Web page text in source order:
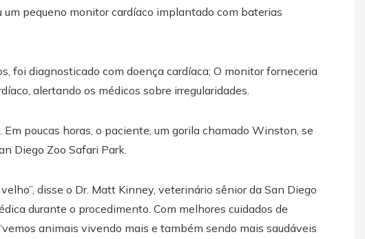
pequeno monitor cardíaco implantado com baterias
foi diagnosticado com doença cardíaca; O monitor forneceria
alertando os médicos sobre irregularidades.
poucas horas, o paciente, um gorila chamado Winston, se
Diego Zoo Safari Park.
disse o Dr. Matt Kinney, veterinário sênior da San Diego
durante o procedimento. Com melhores cuidados de
animais vivendo mais e também sendo mais saudáveis